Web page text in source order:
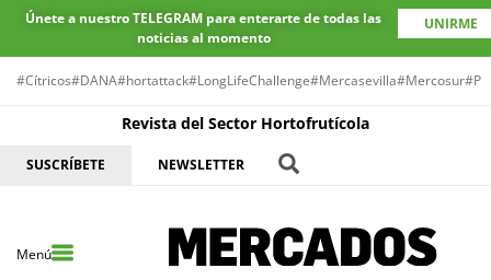
Únete a nuestro TELEGRAM para enterarte de todas las
noticias al momento
UNIRME
#Cítricos#DANA#hortattack#LongLifeChallenge#Mercasevilla#Mercosur
Revista del Sector Hortofrutícola
SUSCRÍBETE NEWSLETTER
Menú